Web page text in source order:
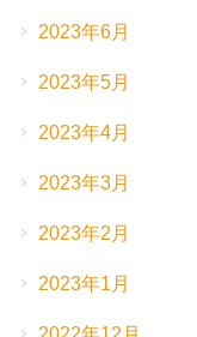
2023年6月
2023年5月
2023年4月
2023年3月
2023年2月
2023年1月